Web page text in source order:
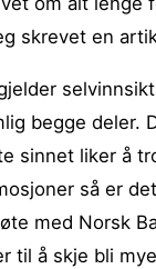
skrevet en
begge
sinnet liker å
så er
med Norsk
til å skje bli